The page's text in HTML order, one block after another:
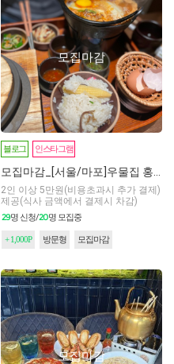
모집마감
블로그 인스타그램
2인 이상 5만원(비용초과시 추가 결제)
제공(식사 금액에서 결제시 차감)
29명 신청/20명 모집중
+ 1,000P 방문형 모집마감
모집마감